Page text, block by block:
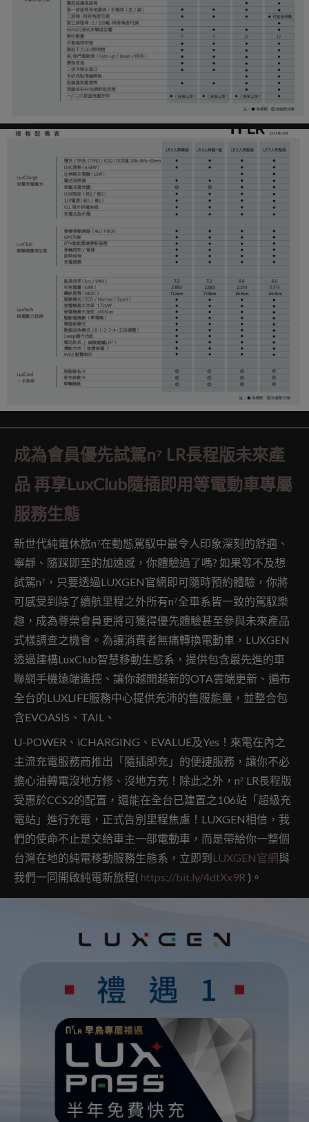
成為會員優先試駕n⁷ LR長程版未來產
品 再享LuxClub隨插即用等電動車專屬
服務生態
新世代純電休旅n⁷在動態駕馭中最令人印象深刻的舒適、
寧靜、隨踩即至的加速感，你體驗過了嗎? 如果等不及想
試駕n⁷，只要透過LUXGEN官網即可隨時預約體驗，你將
可感受到除了續航里程之外所有n⁷全車系皆一致的駕馭樂
趣，成為尊榮會員更將可獲得優先體驗甚至參與未來產品
式樣調查之機會。為讓消費者無痛轉換電動車，LUXGEN
透過建構LuxClub智慧移動生態系，提供包含最先進的車
聯網手機遠端遙控、讓你越開越新的OTA雲端更新、遍布
全台的LUXLIFE服務中心提供充沛的售服能量，並整合包
含EVOASIS、TAIL、
U-POWER、iCHARGING、EVALUE及Yes！來電在內之
主流充電服務商推出「隨插即充」的便捷服務，讓你不必
擔心油轉電沒地方修、沒地方充！除此之外，n⁷ LR長程版
受惠於CCS2的配置，還能在全台已建置之106站「超級充
電站」進行充電，正式告別里程焦慮！LUXGEN相信，我
們的使命不止是交給車主一部電動車，而是帶給你一整個
台灣在地的純電移動服務生態系，立即到LUXGEN官網與
我們一同開啟純電新旅程( https://bit.ly/4dtXx9R )。